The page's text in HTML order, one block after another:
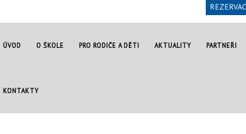
ÚVOD O ŠKOLE PRO RODIČE A DĚTI AKTUALITY PARTNEŘI
KONTAKTY